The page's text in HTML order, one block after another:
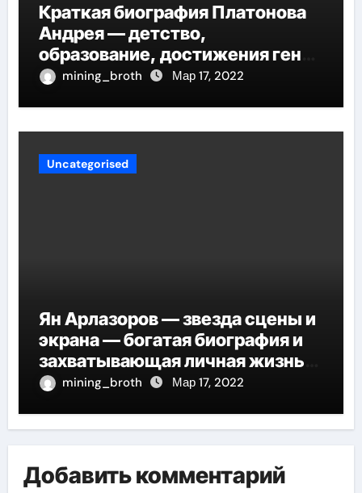
Краткая биография Платонова
Андрея — детство,
образование, достижения гения
русской литературы
mining_broth Мар 17, 2022
Uncategorised
Ян Арлазоров — звезда сцены и
экрана — богатая биография и
захватывающая личная жизнь
великого актера
mining_broth Мар 17, 2022
Добавить комментарий